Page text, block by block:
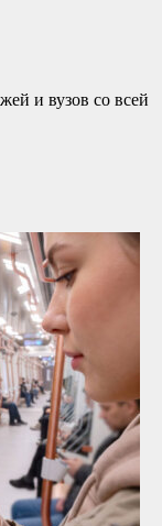
и вузов со всей